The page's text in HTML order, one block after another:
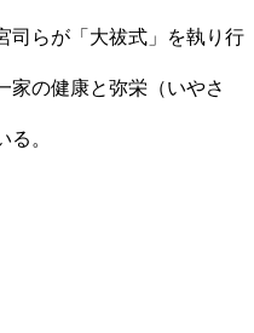
司らが「大祓式」を執り行
家の健康と弥栄（いやさ
。